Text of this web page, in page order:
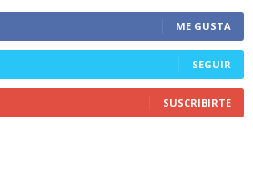
ME GUSTA
SEGUIR
SUSCRIBIRTE